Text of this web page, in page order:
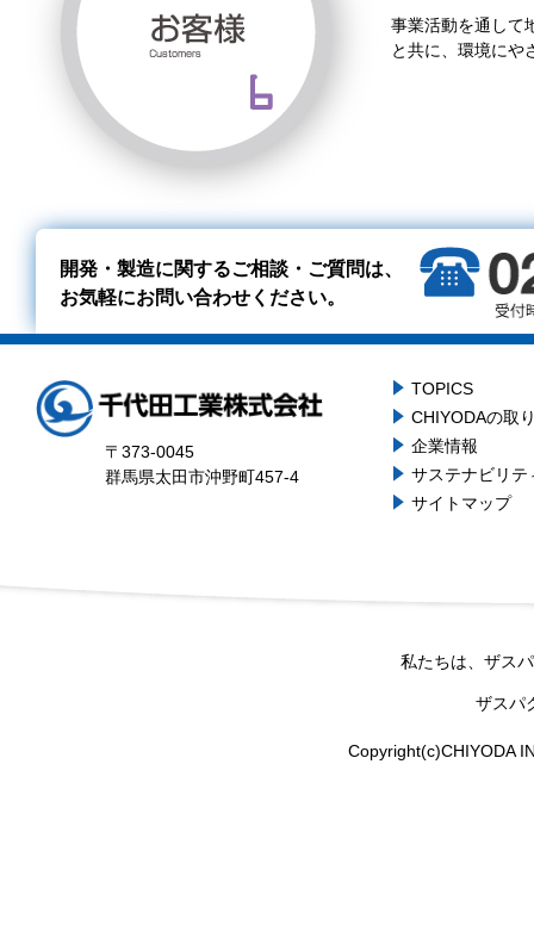
事業活動を通して
と共に、環境にや
開発・製造に関するご相談・ご質問は、
お気軽にお問い合わせください。
〒373-0045
群馬県太田市沖野町457-4
TOPICS
CHIYODAの取
企業情報
サステナビリテ
サイトマップ
私たちは、ザス
ザスパ
Copyright(c)CHIYODA